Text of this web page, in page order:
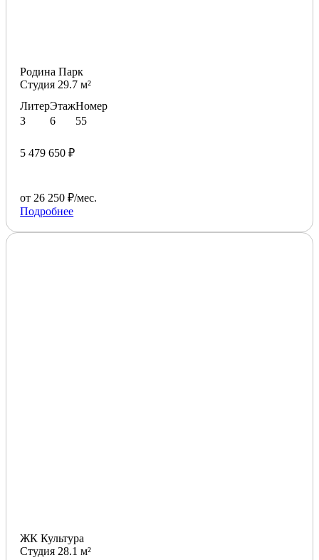
Родина Парк
Студия 29.7 м²
Литер
3
Этаж
6
Номер
55
5 479 650 ₽
от 26 250 ₽/мес.
Подробнее
ЖК Культура
Студия 28.1 м²